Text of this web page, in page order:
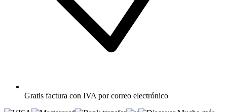
Gratis factura con IVA por correo electrónico